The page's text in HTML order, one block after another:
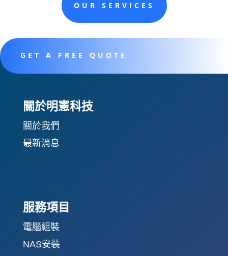
OUR SERVICES
GET A FREE QUOTE
關於明憲科技
關於我們
最新消息
服務項目
電腦組裝
NAS安裝